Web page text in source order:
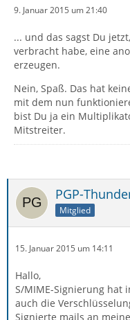
9. Januar 2015 um 21:40
... und das sagst Du
verbracht habe, eine
erzeugen.
Nein, Spaß. Das hat
mit dem nun
bist Du ja ein
Mitstreiter.
PGP-
Mitglied
15. Januar 2015 um 14:11
Hallo,
S/MIME-Signierung hat
auch die
Signierte mails an